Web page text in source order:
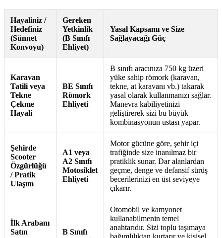
Hayaliniz /
Hedefiniz
(Sünnet
Konvoyu)
Gereken
Yetkinlik
(B Sınıfı
Ehliyet)
Yasal Kapsamı ve Size
Sağlayacağı Güç
Karavan
Tatili veya
Tekne
Çekme
Hayali
BE Sınıfı
Römork
Ehliyeti
B sınıfı aracınıza 750 kg üzeri
yüke sahip römork (karavan,
tekne, at karavanı vb.) takarak
yasal olarak kullanmanızı sağlar.
Manevra kabiliyetinizi
geliştirerek sizi bu büyük
kombinasyonun ustası yapar.
Şehirde
Scooter
Özgürlüğü
/ Pratik
Ulaşım
A1 veya
A2 Sınıfı
Motosiklet
Ehliyeti
Motor gücüne göre, şehir içi
trafiğinde size inanılmaz bir
pratiklik sunar. Dar alanlardan
geçme, denge ve defansif sürüş
becerilerinizi en üst seviyeye
çıkarır.
İlk Arabanı
Satın
B Sınıfı
Otomobil ve kamyonet
kullanabilmenin temel
anahtarıdır. Sizi toplu taşımaya